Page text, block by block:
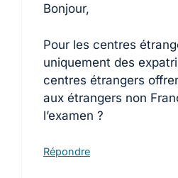
Bonjour,
Pour les centres
uniquement des
centres étrangers
aux étrangers non
l’examen ?
Répondre